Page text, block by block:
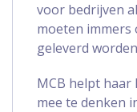
voor bedrijven
moeten immers
geleverd
MCB helpt
mee te denken